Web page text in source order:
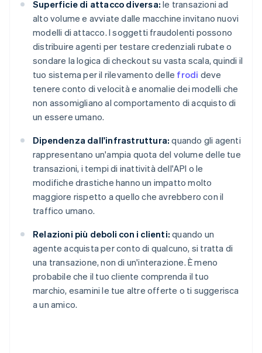
Superficie di attacco diversa: le transazioni ad
alto volume e avviate dalle macchine invitano nuovi
modelli di attacco. I soggetti fraudolenti possono
distribuire agenti per testare credenziali rubate o
sondare la logica di checkout su vasta scala, quindi il
tuo sistema per il rilevamento delle frodi deve
tenere conto di velocità e anomalie dei modelli che
non assomigliano al comportamento di acquisto di
un essere umano.
Dipendenza dall'infrastruttura: quando gli agenti
rappresentano un'ampia quota del volume delle tue
transazioni, i tempi di inattività dell'API o le
modifiche drastiche hanno un impatto molto
maggiore rispetto a quello che avrebbero con il
traffico umano.
Relazioni più deboli con i clienti: quando un
agente acquista per conto di qualcuno, si tratta di
una transazione, non di un'interazione. È meno
probabile che il tuo cliente comprenda il tuo
marchio, esamini le tue altre offerte o ti suggerisca
a un amico.